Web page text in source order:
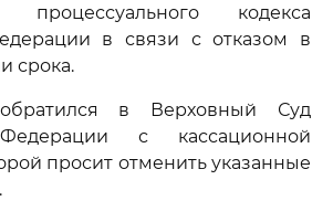
процессуального кодекса
в связи с отказом в
срока.
в Верховный Суд
с кассационной
просит отменить указанные